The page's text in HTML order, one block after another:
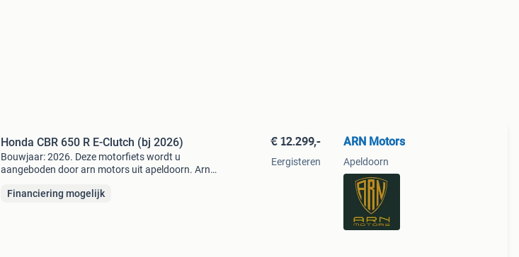
Honda CBR 650 R E-Clutch (bj 2026)
Bouwjaar: 2026. Deze motorfiets wordt u
aangeboden door arn motors uit apeldoorn. Arn
zijn wij dealer van kawasaki en honda
Financiering mogelijk
€ 12.299,-
Eergisteren
ARN Motors
Apeldoorn